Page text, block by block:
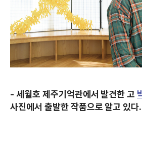
- 세월호 제주기억관에서 발견한 고
사진에서 출발한 작품으로 알고 있다.